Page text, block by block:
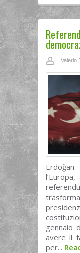
Valerio
gennaio
avere il
per...